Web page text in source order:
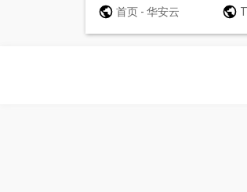
首页 - 华安云